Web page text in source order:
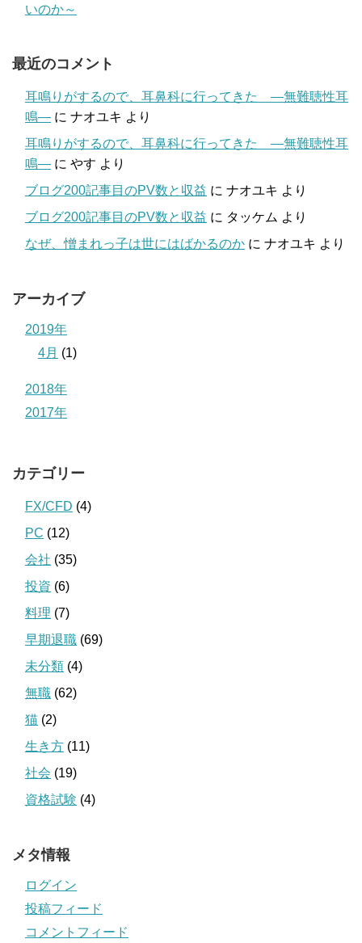
いのか～
最近のコメント
耳鳴りがするので、耳鼻科に行ってきた ―無難聴性耳
鳴― に ナオユキ より
耳鳴りがするので、耳鼻科に行ってきた ―無難聴性耳
鳴― に やす より
ブログ200記事目のPV数と収益 に ナオユキ より
ブログ200記事目のPV数と収益 に タッケム より
なぜ、憎まれっ子は世にはばかるのか に ナオユキ より
アーカイブ
2019年
4月 (1)
2018年
2017年
カテゴリー
FX/CFD (4)
PC (12)
会社 (35)
投資 (6)
料理 (7)
早期退職 (69)
未分類 (4)
無職 (62)
猫 (2)
生き方 (11)
社会 (19)
資格試験 (4)
メタ情報
ログイン
投稿フィード
コメントフィード